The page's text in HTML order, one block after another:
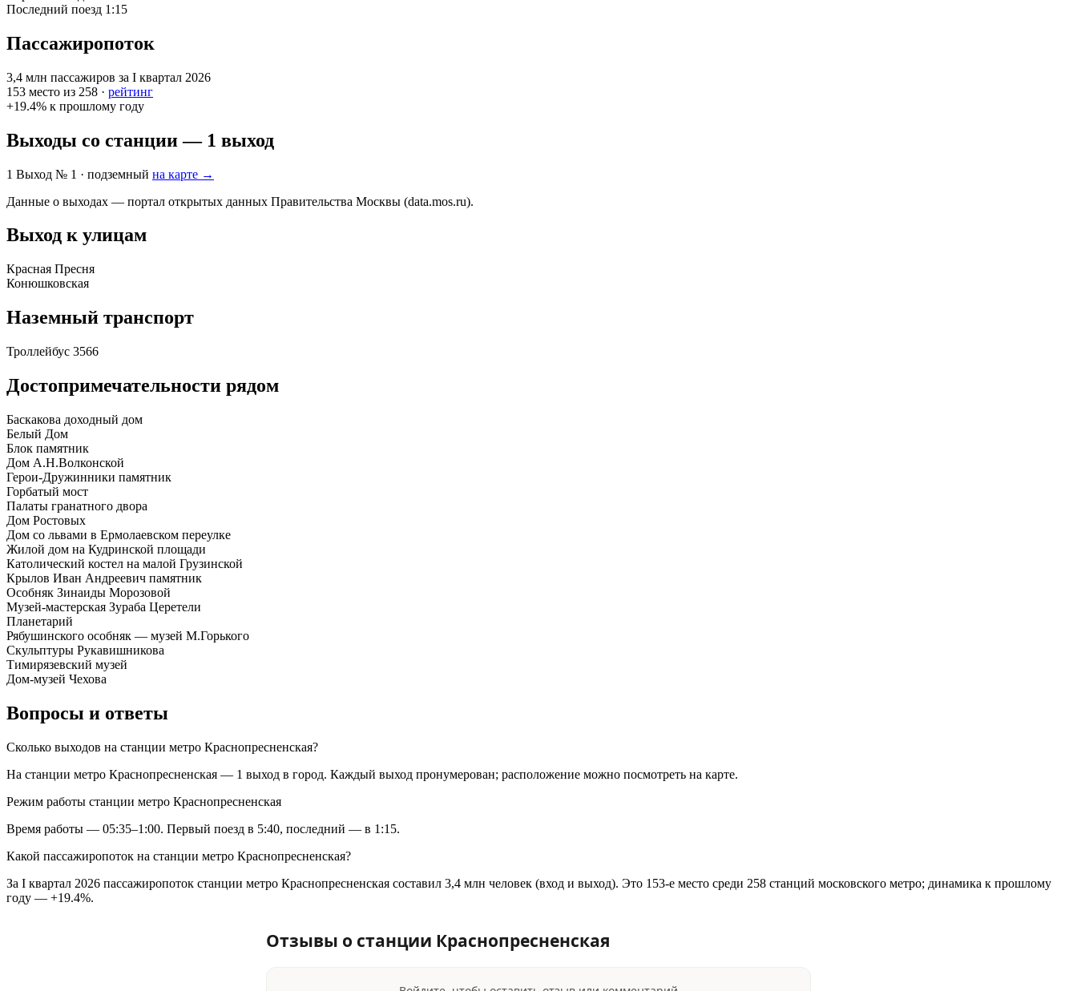
Последний поезд 1:15
Пассажиропоток
3,4 млн пассажиров за I квартал 2026
153 место из 258 · рейтинг
+19.4% к прошлому году
Выходы со станции — 1 выход
1 Выход № 1 · подземный на карте →
Данные о выходах — портал открытых данных Правительства Москвы (data.mos.ru).
Выход к улицам
Красная Пресня
Конюшковская
Наземный транспорт
Троллейбус 3566
Достопримечательности рядом
Баскакова доходный дом
Белый Дом
Блок памятник
Дом А.Н.Волконской
Герои-Дружинники памятник
Горбатый мост
Палаты гранатного двора
Дом Ростовых
Дом со львами в Ермолаевском переулке
Жилой дом на Кудринской площади
Католический костел на малой Грузинской
Крылов Иван Андреевич памятник
Особняк Зинаиды Морозовой
Музей-мастерская Зураба Церетели
Планетарий
Рябушинского особняк — музей М.Горького
Скульптуры Рукавишникова
Тимирязевский музей
Дом-музей Чехова
Вопросы и ответы
Сколько выходов на станции метро Краснопресненская?
На станции метро Краснопресненская — 1 выход в город. Каждый выход пронумерован; расположение можно посмотреть на карте.
Режим работы станции метро Краснопресненская
Время работы — 05:35–1:00. Первый поезд в 5:40, последний — в 1:15.
Какой пассажиропоток на станции метро Краснопресненская?
За I квартал 2026 пассажиропоток станции метро Краснопресненская составил 3,4 млн человек (вход и выход). Это 153-е место среди 258 станций московского метро; динамика к прошлому
году — +19.4%.
Отзывы о станции Краснопресненская